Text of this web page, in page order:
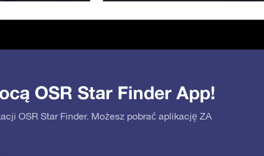
OSR Star Finder App!
OSR Star Finder. Możesz pobrać aplikację ZA